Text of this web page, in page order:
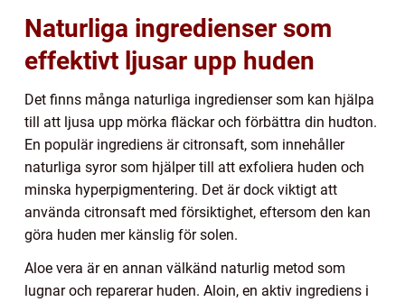
Naturliga ingredienser som
effektivt ljusar upp huden
Det finns många naturliga ingredienser som kan hjälpa
till att ljusa upp mörka fläckar och förbättra din hudton.
En populär ingrediens är citronsaft, som innehåller
naturliga syror som hjälper till att exfoliera huden och
minska hyperpigmentering. Det är dock viktigt att
använda citronsaft med försiktighet, eftersom den kan
göra huden mer känslig för solen.
Aloe vera är en annan välkänd naturlig metod som
lugnar och reparerar huden. Aloin, en aktiv ingrediens i